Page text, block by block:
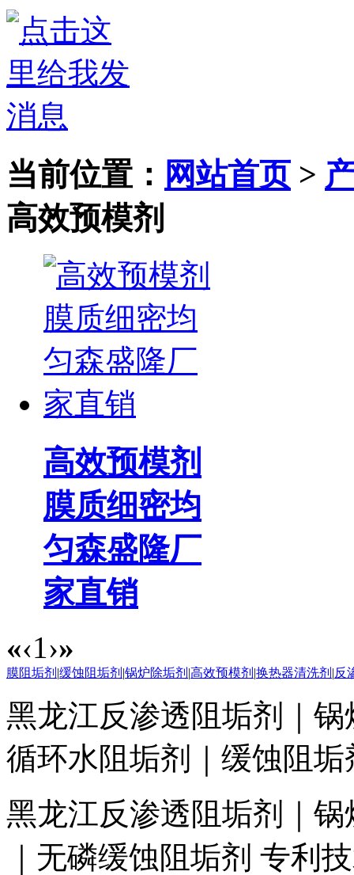
当前位置： 网站首页>
高效预模剂
高效预模剂
膜质细密均
匀森盛隆厂
家直销
«‹1›»
膜阻垢剂 |缓蚀阻垢剂 |锅炉除垢剂 |高效预模剂 |换热器清洗剂 |反
黑龙江反渗透阻垢剂｜
循环水阻垢剂｜缓蚀阻垢
黑龙江反渗透阻垢剂｜
｜无磷缓蚀阻垢剂 专利